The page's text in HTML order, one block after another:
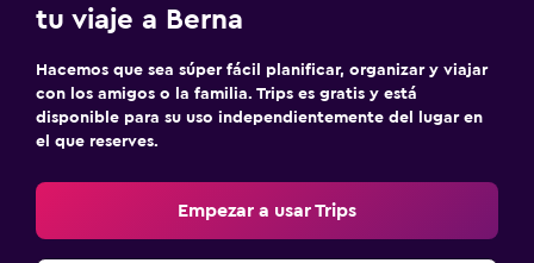
Enchufe cerca de la cama
Armario o clóset
Estacionamiento y transporte
Estacionamiento gratuito
Estacionamiento privado
tu viaje a Berna
Hacemos que sea súper fácil planificar, organizar y viajar
con los amigos o la familia. Trips es gratis y está
disponible para su uso independientemente del lugar en
el que reserves.
Empezar a usar Trips